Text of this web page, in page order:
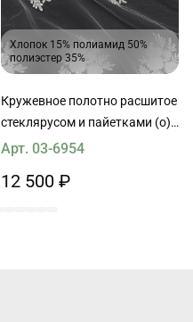
Хлопок 15% полиамид 50%
полиэстер 35%
Кружевное полотно расшитое
стеклярусом и пайетками (о)
айвори
Арт. 03-6954
12 500 ₽